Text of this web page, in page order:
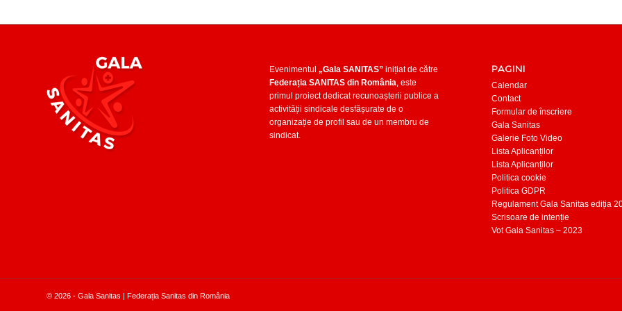
Evenimentul „Gala SANITAS”inițiat de către
Federația SANITAS din România, este
primul proiect dedicat recunoașterii publice a
activității sindicale desfășurate de o
organizație de profil sau de un membru de
sindicat.
PAGINI
Calendar
Contact
Formular de înscriere
Gala Sanitas
Galerie Foto Video
Lista Aplicanților
Lista Aplicanților
Politica cookie
Politica GDPR
Regulament Gala Sanitas ediția
Scrisoare de intenție
Vot Gala Sanitas – 2023
© 2026 - Gala Sanitas | Federația Sanitas din România